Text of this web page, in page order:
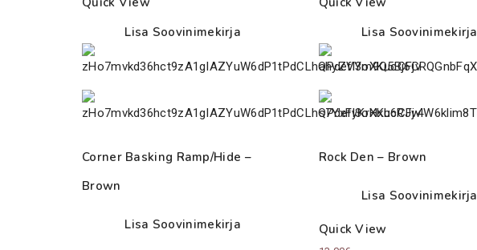
Lisa Soovinimekirja
Corner Basking Ramp/Hide –
Brown
Lisa Soovinimekirja
Lisa Soovinimekirja
Rock Den – Brown
Lisa Soovinimekirja
Quick View